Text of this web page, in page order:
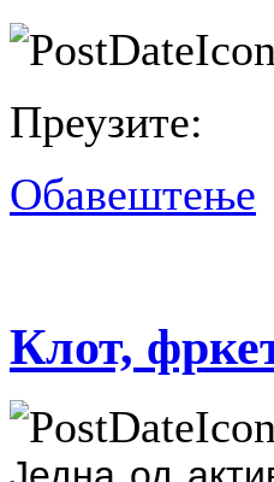
Преузите:
Обавештење
Клот,